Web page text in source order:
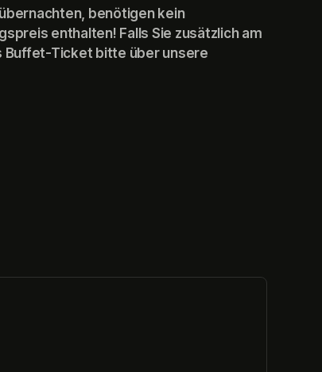
benötigen kein
enthalten! Falls Sie zusätzlich am
Buffet-Ticket bitte über unsere